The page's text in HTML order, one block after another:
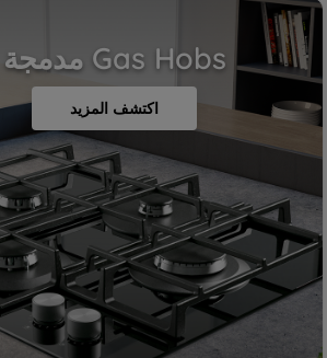
Gas Hobs مدمجة
اكتشف المزيد